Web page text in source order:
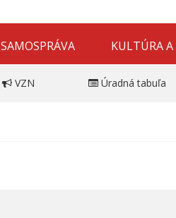
SAMOSPRÁVA KULTÚRA A
VZN Úradná tabuľa